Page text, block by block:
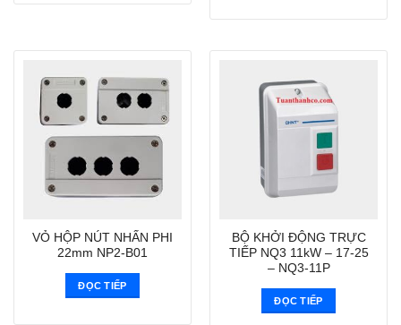
VỎ HỘP NÚT NHẤN PHI
22mm NP2-B01
ĐỌC TIẾP
BỘ KHỞI ĐỘNG TRỰC
TIẾP NQ3 11kW – 17-25
– NQ3-11P
ĐỌC TIẾP